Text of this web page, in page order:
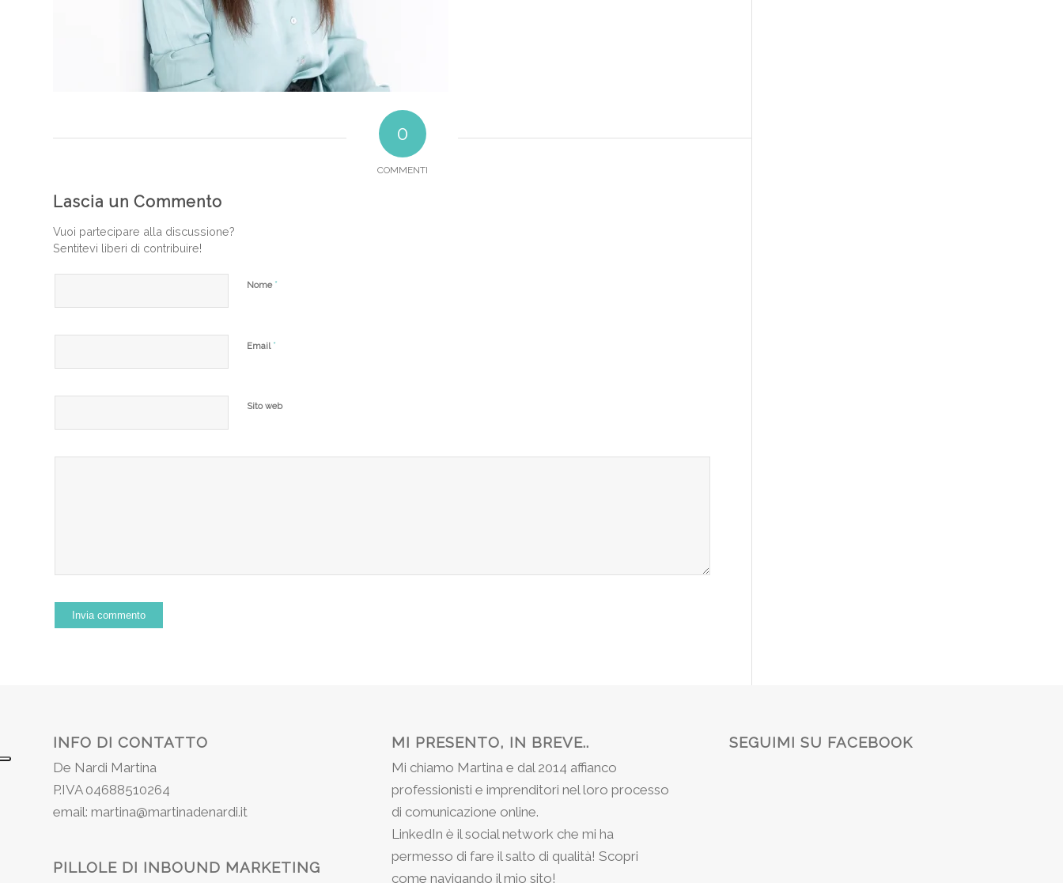
0
COMMENTI
Lascia un Commento
Vuoi partecipare alla discussione?
Sentitevi liberi di contribuire!
Nome *
Email *
Sito web
INFO DI CONTATTO
De Nardi Martina
P.IVA 04688510264
email: martina@martinadenardi.it
PILLOLE DI INBOUND MARKETING
MI PRESENTO, IN BREVE..
Mi chiamo Martina e dal 2014 affianco
professionisti e imprenditori nel loro processo
di comunicazione online.
LinkedIn è il social network che mi ha
permesso di fare il salto di qualità! Scopri
come navigando il mio sito!
SEGUIMI SU FACEBOOK